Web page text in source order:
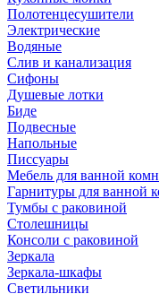
Полотенцесушители
Электрические
Водяные
Слив и канализация
Сифоны
Душевые лотки
Биде
Подвесные
Напольные
Писсуары
Мебель для ванной
Гарнитуры для ванной
Тумбы с раковиной
Столешницы
Консоли с раковиной
Зеркала
Зеркала-шкафы
Светильники